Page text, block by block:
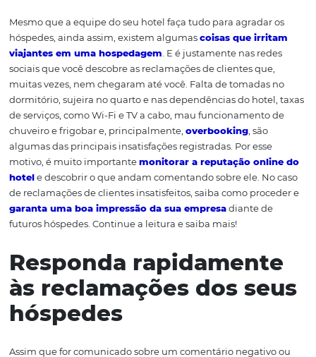
em redes sociais
Em Marketing
Mesmo que a equipe do seu hotel faça tudo para
hóspedes, ainda assim, existem algumascoisas que
viajantes em uma hospedagem. E é justamente nas
sociais que você descobre as reclamações de clientes
muitas vezes, nem chegaram até você. Falta de
dormitório, sujeira no quarto e nas dependências do
de serviços, como Wi-Fi e TV a cabo, mau
chuveiro e frigobar e, principalmente,overbooking
motivo, é muito importantemonitorar a reputação
hotel e descobrir o que andam comentando sobre ele.
de reclamações de clientes insatisfeitos, saiba como
garanta uma boa impressão da sua empresa